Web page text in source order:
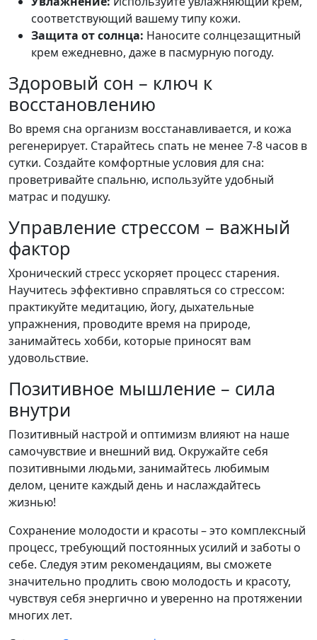
соответствующий вашему типу кожи.
Защита от солнца: Наносите солнцезащитный
крем ежедневно, даже в пасмурную погоду.
Здоровый сон – ключ к
восстановлению
Во время сна организм восстанавливается, и кожа
регенерирует. Старайтесь спать не менее 7-8 часов в
сутки. Создайте комфортные условия для сна:
проветривайте спальню, используйте удобный
матрас и подушку.
Управление стрессом – важный
фактор
Хронический стресс ускоряет процесс старения.
Научитесь эффективно справляться со стрессом:
практикуйте медитацию, йогу, дыхательные
упражнения, проводите время на природе,
занимайтесь хобби, которые приносят вам
удовольствие.
Позитивное мышление – сила
внутри
Позитивный настрой и оптимизм влияют на наше
самочувствие и внешний вид. Окружайте себя
позитивными людьми, занимайтесь любимым
делом, цените каждый день и наслаждайтесь
жизнью!
Сохранение молодости и красоты – это комплексный
процесс, требующий постоянных усилий и заботы о
себе. Следуя этим рекомендациям, вы сможете
значительно продлить свою молодость и красоту,
чувствуя себя энергично и уверенно на протяжении
многих лет.